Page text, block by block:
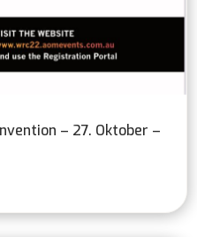
– 27. Oktober –